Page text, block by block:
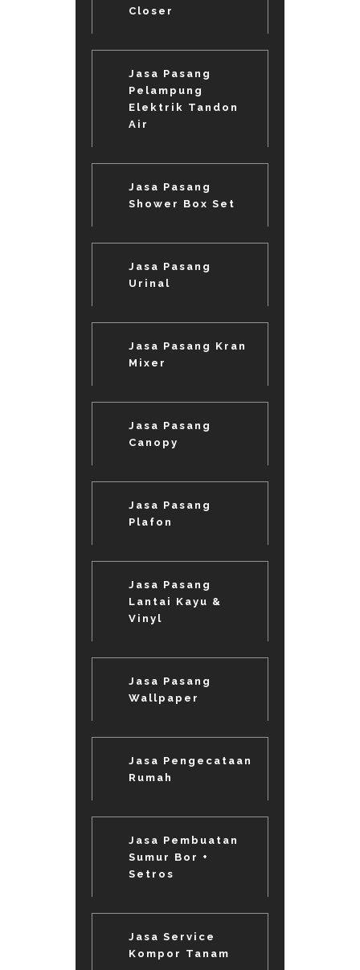
Closer
Jasa Pasang
Pelampung
Elektrik Tandon
Air
Jasa Pasang
Shower Box Set
Jasa Pasang
Urinal
Jasa Pasang Kran
Mixer
Jasa Pasang
Canopy
Jasa Pasang
Plafon
Jasa Pasang
Lantai Kayu &
Vinyl
Jasa Pasang
Wallpaper
Jasa Pengecataan
Rumah
Jasa Pembuatan
Sumur Bor +
Setros
Jasa Service
Kompor Tanam